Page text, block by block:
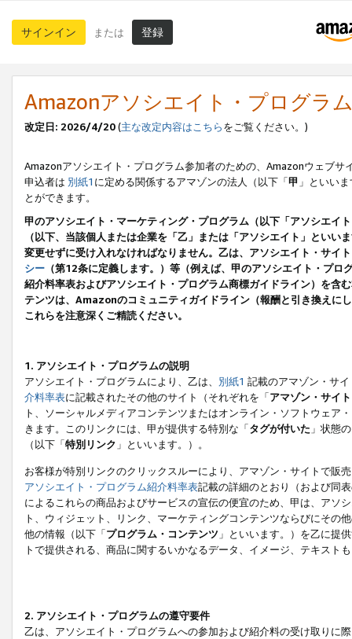
サインイン または 登録
Amazonアソシエイト・プログラ
改定日: 2026/4/20(主な改定内容はこちらをご覧ください。)
Amazonアソシエイト・プログラム参加者のための、Amazonウェブサ
申込者は 別紙1 に定める関係するアマゾンの法人（以下「甲 」といい
とができます。
甲のアソシエイト・マーケティング・プログラム（以下「アソシエイ
（以下、当該個人または企業を「乙」または「アソシエイト」とい
変更せずに受け入れなければなりません。乙は、アソシエイト・サイ
シー （第12条に定義します。）等（例えば、甲のアソシエイト・プ
紹介料率表およびアソシエイト・プログラム商標ガイドライン）を
テンツは、Amazonのコミュニティガイドライン（報酬と引き換えに
これらを注意深くご精読ください。
1. アソシエイト・プログラムの説明
アソシエイト・プログラムにより、乙は、 別紙1 記載のアマゾン・サ
介料率表に記載されたその他のサイト（それぞれを「アマゾン・サイト
ト、ソーシャルメディアコンテンツまたはオンライン・ソフトウェア
きます。このリンクには、甲が提供する特別な「タグが付いた 」状態
（以下「特別リンク 」といいます。）。
お客様が特別リンクのクリックスルーにより、アマゾン・サイトで販
アソシエイト・プログラム紹介料率表記載の詳細のとおり（および同
によるこれらの商品およびサービスの宣伝の便宜のため、甲は、アソ
ト、ウィジェット、リンク、マーケティングコンテンツならびにその
他の情報（以下「プログラム・コンテンツ 」といいます。）を乙に提
トで提供される、商品に関するいかなるデータ、イメージ、テキス
2. アソシエイト・プログラムの遵守要件
乙は、アソシエイト・プログラムへの参加および紹介料の受け取りに